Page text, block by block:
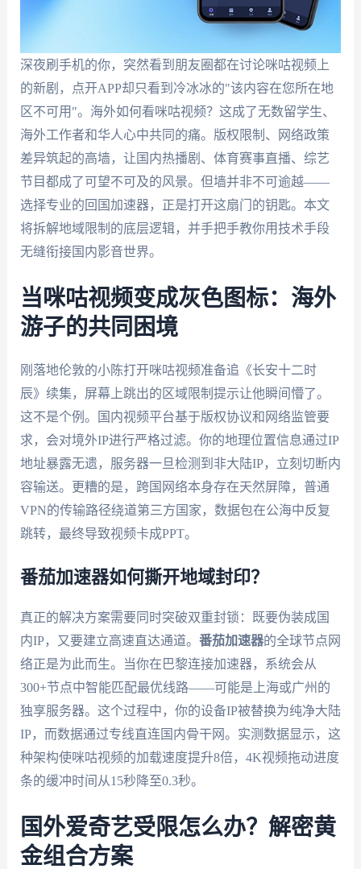
深夜刷手机的你，突然看到朋友圈都在讨论咪咕视频上
的新剧，点开APP却只看到冷冰冰的"该内容在您所在地
区不可用"。海外如何看咪咕视频？这成了无数留学生、
海外工作者和华人心中共同的痛。版权限制、网络政策
差异筑起的高墙，让国内热播剧、体育赛事直播、综艺
节目都成了可望不可及的风景。但墙并非不可逾越——
选择专业的回国加速器，正是打开这扇门的钥匙。本文
将拆解地域限制的底层逻辑，并手把手教你用技术手段
无缝衔接国内影音世界。
当咪咕视频变成灰色图标：海外
游子的共同困境
刚落地伦敦的小陈打开咪咕视频准备追《长安十二时
辰》续集，屏幕上跳出的区域限制提示让他瞬间懵了。
这不是个例。国内视频平台基于版权协议和网络监管要
求，会对境外IP进行严格过滤。你的地理位置信息通过IP
地址暴露无遗，服务器一旦检测到非大陆IP，立刻切断内
容输送。更糟的是，跨国网络本身存在天然屏障，普通
VPN的传输路径绕道第三方国家，数据包在公海中反复
跳转，最终导致视频卡成PPT。
番茄加速器如何撕开地域封印？
真正的解决方案需要同时突破双重封锁：既要伪装成国
内IP，又要建立高速直达通道。 番茄加速器的全球节点网
络正是为此而生。当你在巴黎连接加速器，系统会从
300+节点中智能匹配最优线路——可能是上海或广州的
独享服务器。这个过程中，你的设备IP被替换为纯净大陆
IP，而数据通过专线直连国内骨干网。实测数据显示，这
种架构使咪咕视频的加载速度提升8倍，4K视频拖动进度
条的缓冲时间从15秒降至0.3秒。
国外爱奇艺受限怎么办？解密黄
金组合方案